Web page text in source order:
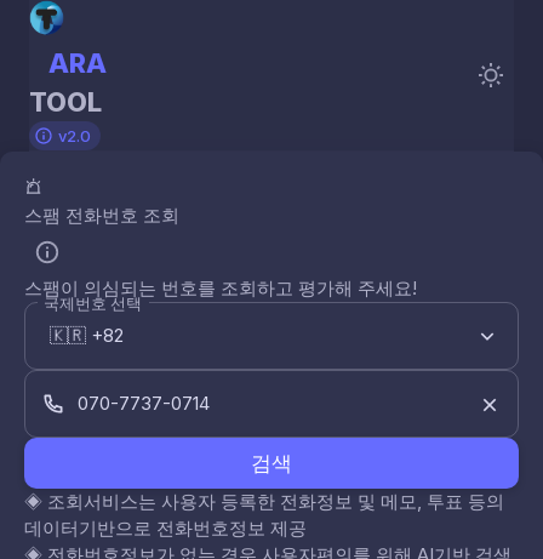
ARA
TOOL
v2.0
스팸 전화번호 조회
스팸이 의심되는 번호를 조회하고 평가해 주세요!
국제번호 선택
검색
◈ 조회서비스는 사용자 등록한 전화정보 및 메모, 투표 등의
데이터기반으로 전화번호정보 제공